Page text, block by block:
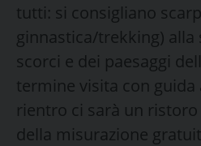
tutti: si consigliano
ginnastica/trekking) alla
scorci e dei paesaggi
termine visita con
rientro ci sarà un
della misurazione